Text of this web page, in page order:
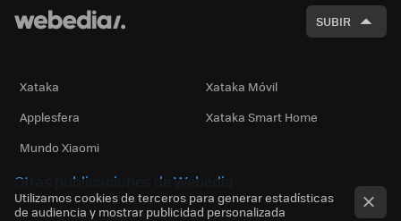
SUBIR
Xataka
Xataka Móvil
Applesfera
Xataka Smart Home
Mundo Xiaomi
Otras publicaciones de Webedia
Utilizamos cookies de terceros para generar estadísticas
de audiencia y mostrar publicidad personalizada